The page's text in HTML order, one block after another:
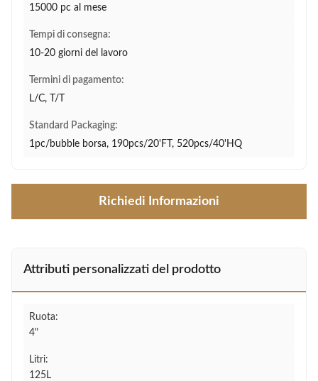
15000 pc al mese
Tempi di consegna:
10-20 giorni del lavoro
Termini di pagamento:
L/C, T/T
Standard Packaging:
1pc/bubble borsa, 190pcs/20'FT, 520pcs/40'HQ
Richiedi Informazioni
Attributi personalizzati del prodotto
Ruota:
4"
Litri:
125L